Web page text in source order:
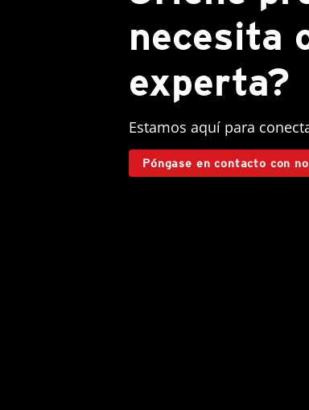
necesita
experta?
Estamos aquí para
Póngase en contacto con